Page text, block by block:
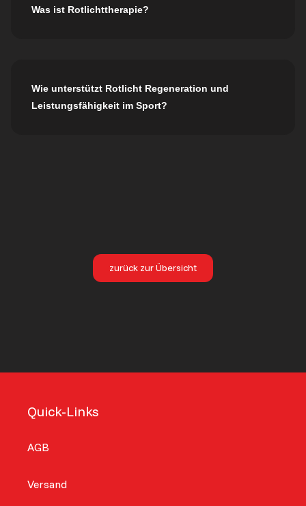
Was ist Rotlichttherapie?
Wie unterstützt Rotlicht Regeneration und
Leistungsfähigkeit im Sport?
zurück zur Übersicht
Quick-Links
AGB
Versand